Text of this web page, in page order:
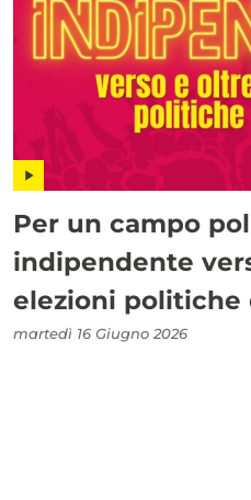
Per un campo
indipendente
elezioni politiche
martedì 16 Giugno 2026